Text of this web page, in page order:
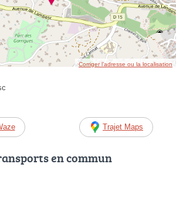
Corriger l’adresse ou la localisation
Trajet Maps
en commun